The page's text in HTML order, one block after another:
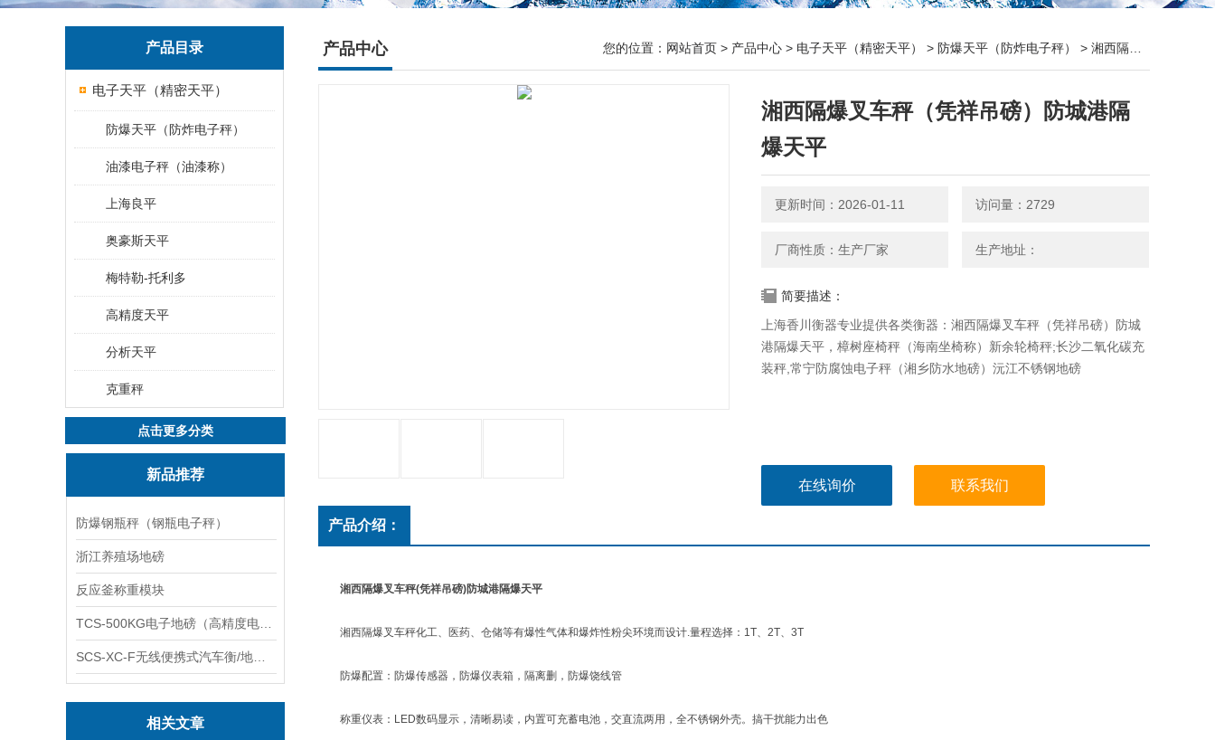
产品目录
电子天平（精密天平）
防爆天平（防炸电子秤）
油漆电子秤（油漆称）
上海良平
奥豪斯天平
梅特勒-托利多
高精度天平
分析天平
克重秤
点击更多分类
新品推荐
防爆钢瓶秤（钢瓶电子秤）
浙江养殖场地磅
反应釜称重模块
相关文章
产品中心 您的位置： 网站首页 > 产品中心 > 电子天平（精密天平） > 防爆天平（防炸电子秤） > 湘西隔爆叉车秤（凭祥吊磅）防城港隔爆天平
湘西隔爆叉车秤（凭祥吊磅）防城港隔
爆天平
更新时间：2026-01-11 访问量：2729
厂商性质：生产厂家 生产地址：
简要描述：
上海香川衡器专业提供各类衡器：湘西隔爆叉车秤（凭祥吊磅）防城
港隔爆天平，樟树座椅秤（海南坐椅称）新余轮椅秤;长沙二氧化碳充
装秤,常宁防腐蚀电子秤（湘乡防水地磅）沅江不锈钢地磅
在线询价 联系我们
产品介绍：
湘西隔爆叉车秤(凭祥吊磅)防城港隔爆天平
湘西隔爆叉车秤化工、医药、仓储等有爆性气体和爆炸性粉尖环境而设计.量程选择：1T、2T、3T
防爆配置：防爆传感器，防爆仪表箱，隔离删，防爆饶线管
称重仪表：LED数码显示，清晰易读，内置可充蓄电池，交直流两用，全不锈钢外壳。搞干扰能力出色